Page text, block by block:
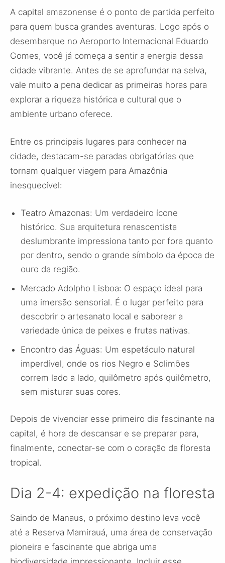
A capital amazonense é o ponto de partida perfeito
para quem busca grandes aventuras. Logo após o
desembarque no Aeroporto Internacional Eduardo
Gomes, você já começa a sentir a energia dessa
cidade vibrante. Antes de se aprofundar na selva,
vale muito a pena dedicar as primeiras horas para
explorar a riqueza histórica e cultural que o
ambiente urbano oferece.
Entre os principais lugares para conhecer na
cidade, destacam-se paradas obrigatórias que
tornam qualquer viagem para Amazônia
inesquecível:
Teatro Amazonas: Um verdadeiro ícone
histórico. Sua arquitetura renascentista
deslumbrante impressiona tanto por fora quanto
por dentro, sendo o grande símbolo da época de
ouro da região.
Mercado Adolpho Lisboa: O espaço ideal para
uma imersão sensorial. É o lugar perfeito para
descobrir o artesanato local e saborear a
variedade única de peixes e frutas nativas.
Encontro das Águas: Um espetáculo natural
imperdível, onde os rios Negro e Solimões
correm lado a lado, quilômetro após quilômetro,
sem misturar suas cores.
Depois de vivenciar esse primeiro dia fascinante na
capital, é hora de descansar e se preparar para,
finalmente, conectar-se com o coração da floresta
tropical.
Dia 2-4: expedição na floresta
Saindo de Manaus, o próximo destino leva você
até a Reserva Mamirauá, uma área de conservação
pioneira e fascinante que abriga uma